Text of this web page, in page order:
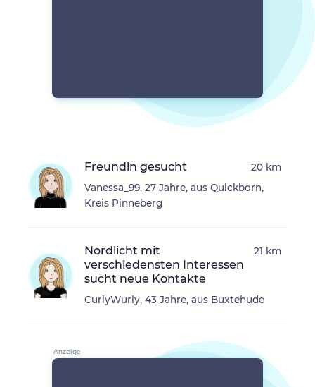
Freundin gesucht
Vanessa_99, 27 Jahre, aus Quickborn,
Kreis Pinneberg
20 km
Nordlicht mit
verschiedensten Interessen
sucht neue Kontakte
CurlyWurly, 43 Jahre, aus Buxtehude
21 km